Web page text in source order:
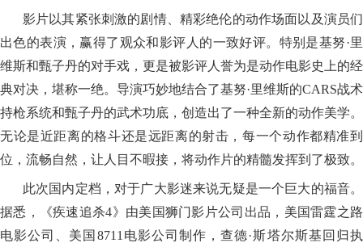
影片以其紧张刺激的剧情、精彩绝伦的动作场面以及演员们
出色的表演，赢得了观众和影评人的一致好评。特别是基努·里
维斯和甄子丹的对手戏，更是被影评人誉为是动作电影史上的经
典对决，堪称一绝。导演巧妙地结合了基努·里维斯的CARS战术
持枪系统和甄子丹的武术功底，创造出了一种全新的动作美学。
无论是近距离的格斗还是远距离的射击，每一个动作都精准到
位，流畅自然，让人目不暇接，将动作片的精髓发挥到了极致。
此次国内定档，对于广大影迷来说无疑是一个巨大的福音。
据悉，《疾速追杀4》由美国狮门影片公司出品，美国雷霆之路
电影公司、美国8711电影公司制作，查德·斯塔尔斯基回归执